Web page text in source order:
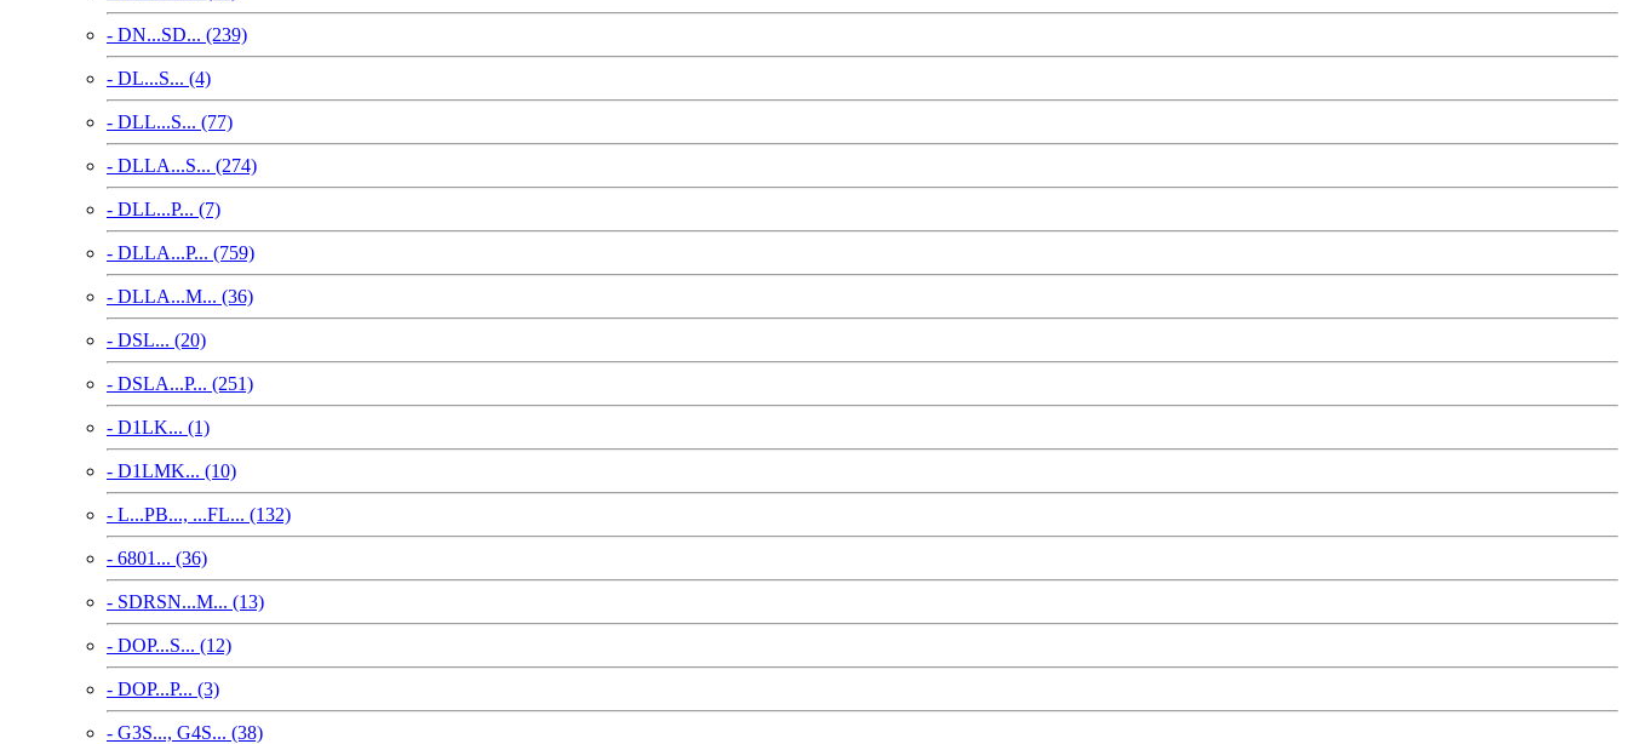
- DN...SD... (239)
- DL...S... (4)
- DLL...S... (77)
- DLLA...S... (274)
- DLL...P... (7)
- DLLA...P... (759)
- DLLA...M... (36)
- DSL... (20)
- DSLA...P... (251)
- D1LK... (1)
- D1LMK... (10)
- L...PB..., ...FL... (132)
- 6801... (36)
- SDRSN...M... (13)
- DOP...S... (12)
- DOP...P... (3)
- G3S..., G4S... (38)